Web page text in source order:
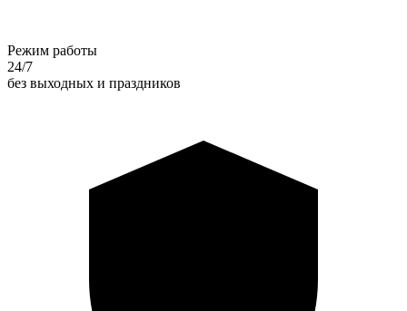
Режим работы
24/7
без выходных и праздников